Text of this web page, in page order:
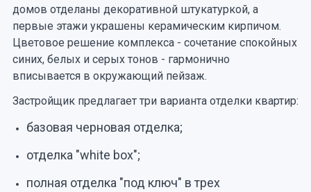
домов отделаны декоративной штукатуркой, а
первые этажи украшены керамическим кирпичом.
Цветовое решение комплекса - сочетание спокойных
синих, белых и серых тонов - гармонично
вписывается в окружающий пейзаж.
Застройщик предлагает три варианта отделки квартир:
базовая черновая отделка;
отделка "white box";
полная отделка "под ключ" в трех